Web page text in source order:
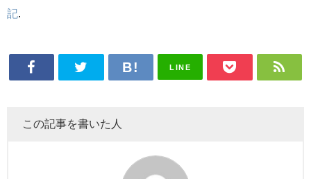
記
LINE
この記事を書いた人